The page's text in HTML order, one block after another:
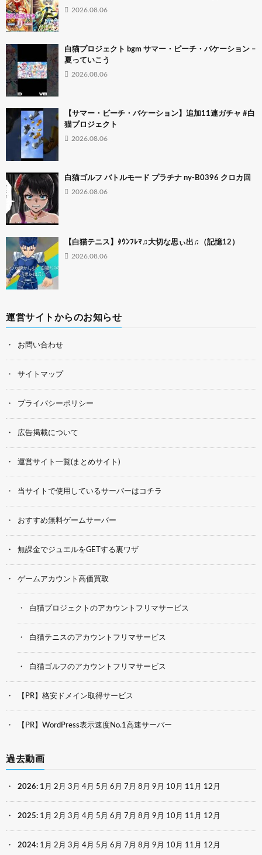
2026.08.06
白猫プロジェクト bgm サマー・ピーチ・バケーション –
夏っていこう
2026.08.06
【サマー・ビーチ・バケーション】追加11連ガチャ #白
猫プロジェクト
2026.08.06
白猫ゴルフ バトルモード プラチナ ny-B0396 クロカ回
2026.08.06
【白猫テニス】ﾀｳﾝﾌﾚﾏ♫大切な思ぃ出♫（記憶12）
2026.08.06
運営サイトからのお知らせ
お問い合わせ
サイトマップ
プライバシーポリシー
広告掲載について
運営サイト一覧(まとめサイト)
当サイトで使用しているサーバーはコチラ
おすすめ無料ゲームサーバー
無課金でジュエルをGETする裏ワザ
ゲームアカウント高価買取
白猫プロジェクトのアカウントフリマサービス
白猫テニスのアカウントフリマサービス
白猫ゴルフのアカウントフリマサービス
【PR】格安ドメイン取得サービス
【PR】WordPress表示速度No.1高速サーバー
過去動画
2026: 1月 2月 3月 4月 5月 6月 7月 8月 9月 10月 11月 12月
2025: 1月 2月 3月 4月 5月 6月 7月 8月 9月 10月 11月 12月
2024: 1月 2月 3月 4月 5月 6月 7月 8月 9月 10月 11月 12月